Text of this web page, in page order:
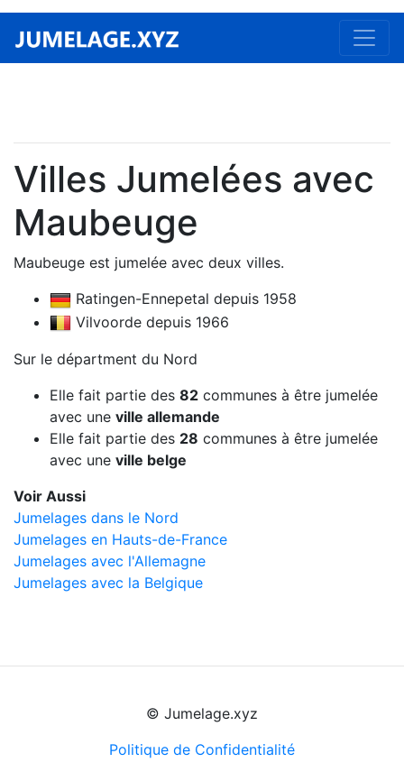
Villes Jumelées avec
Maubeuge
Maubeuge est jumelée avec deux villes.
Ratingen-Ennepetal depuis 1958
Vilvoorde depuis 1966
Sur le départment du Nord
Elle fait partie des 82 communes à être jumelée
avec une ville allemande
Elle fait partie des 28 communes à être jumelée
avec une ville belge
Voir Aussi
Jumelages dans le Nord
Jumelages en Hauts-de-France
Jumelages avec l'Allemagne
Jumelages avec la Belgique
© Jumelage.xyz
Politique de Confidentialité